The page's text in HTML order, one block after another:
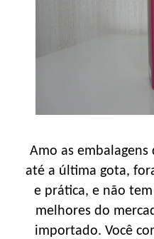
Amo as
até a última gota,
e prática, e não
melhores do
importado. Você